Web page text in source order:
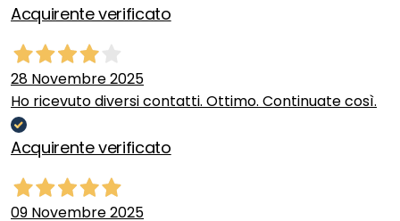
Acquirente verificato
28 Novembre 2025
Ho ricevuto diversi contatti. Ottimo. Continuate così.
Acquirente verificato
09 Novembre 2025